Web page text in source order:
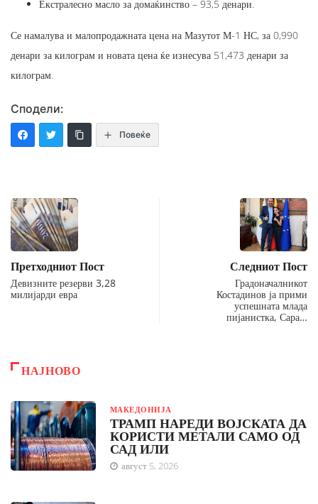
Екстралесно масло за домаќинство – 93,5 денари.
Се намалува и малопродажната цена на Мазутот М-1 НС, за 0,990
денари за килограм и новата цена ќе изнесува 51,473 денари за
килограм.
Сподели:
Повеќе
Претходниот Пост
Девизните резерви 3,28
милијарди евра
Следниот Пост
Градоначалникот
Костадинов ја прими
успешната млада
пијанистка, Сара…
НАЈНОВО
МАКЕДОНИЈА
ТРАМП НАРЕДИ ВОЈСКАТА ДА
КОРИСТИ МЕТАЛИ САМО ОД
САД ИЛИ
август 5, 2026